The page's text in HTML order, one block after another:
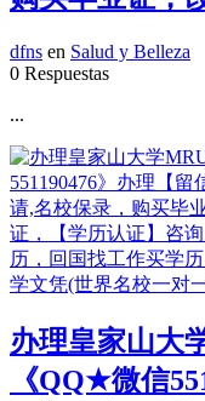
dfns en Salud y Belleza
0 Respuestas
...
办理皇家山大
《QQ★微信